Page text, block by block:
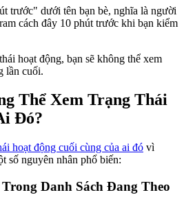
trước" dưới tên bạn bè, nghĩa là người
cách đây 10 phút trước khi bạn kiểm
hoạt động, bạn sẽ không thể xem
lần cuối.
Thể Xem Trạng Thái
Đó?
hoạt động cuối cùng của ai đó vì
số nguyên nhân phổ biến:
Danh Sách Đang Theo